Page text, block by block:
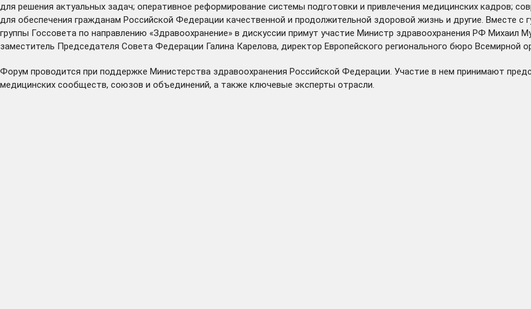
для решения актуальных задач; оперативное реформирование системы подготовки и привлечения медицинских кадров;
для обеспечения гражданам Российской Федерации качественной и продолжительной здоровой жизнь и другие. Вместе
группы Госсовета по направлению «Здравоохранение» в дискуссии примут участие Министр здравоохранения РФ Михаил
заместитель Председателя Совета Федерации Галина Карелова, директор Европейского регионального бюро Всемирной
Форум проводится при поддержке Министерства здравоохранения Российской Федерации. Участие в нем принимают
медицинских сообществ, союзов и объединений, а также ключевые эксперты отрасли.